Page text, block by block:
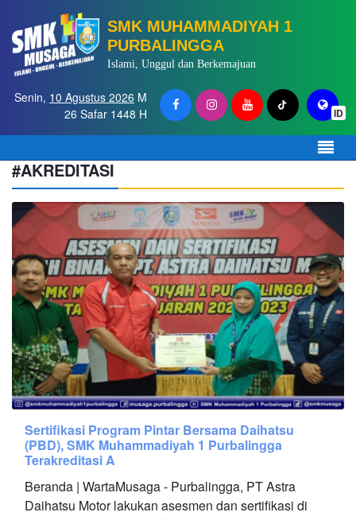
SMK MUHAMMADIYAH 1
PURBALINGGA
Islami, Unggul dan Berkemajuan
ID
Senin, 10 Agustus 2026 M
26 Safar 1448 H
#AKREDITASI
Sertifikasi Program Pintar Bersama Daihatsu
(PBD), SMK Muhammadiyah 1 Purbalingga
Terakreditasi A
Beranda | WartaMusaga - Purbalingga, PT Astra
Daihatsu Motor lakukan asesmen dan sertifikasi di